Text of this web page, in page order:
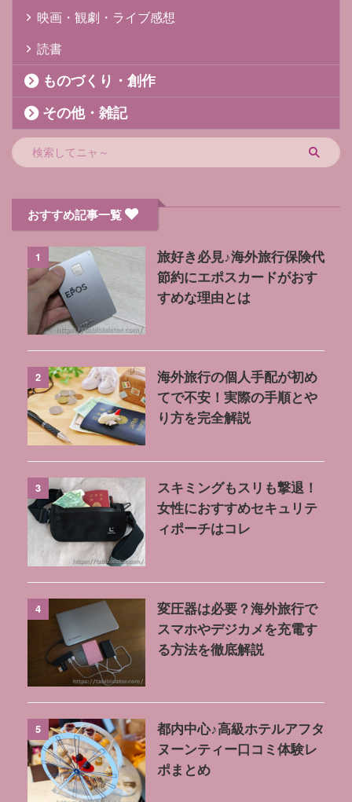
映画・観劇・ライブ感想
読書
ものづくり・創作
その他・雑記
おすすめ記事一覧
1
旅好き必見♪海外旅行保険代
節約にエポスカードがおす
すめな理由とは
2
海外旅行の個人手配が初め
てで不安！実際の手順とや
り方を完全解説
3
スキミングもスリも撃退！
女性におすすめセキュリテ
ィポーチはコレ
4
変圧器は必要？海外旅行で
スマホやデジカメを充電す
る方法を徹底解説
5
都内中心♪高級ホテルアフタ
ヌーンティー口コミ体験レ
ポまとめ